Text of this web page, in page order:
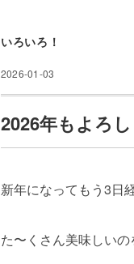
いろいろ！
2026-01-03
2026年もよろ
新年になってもう3日
た〜くさん美味しい